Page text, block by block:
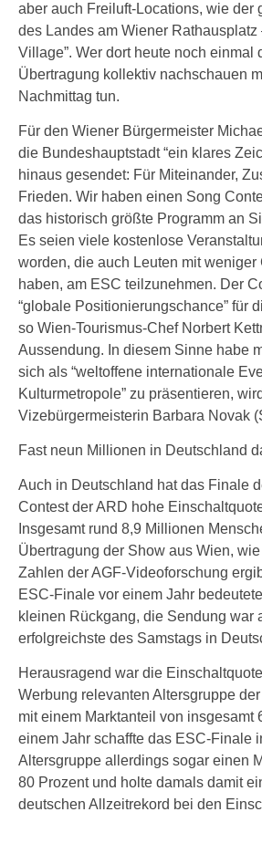
aber auch Freiluft-Locations, wie der
des Landes am Wiener Rathausplatz
Village”. Wer dort heute noch einmal
Übertragung kollektiv nachschauen
Nachmittag tun.
Für den Wiener Bürgermeister
die Bundeshauptstadt “ein klares
hinaus gesendet: Für Miteinander,
Frieden. Wir haben einen Song
das historisch größte Programm an
Es seien viele kostenlose
worden, die auch Leuten mit weniger
haben, am ESC teilzunehmen. Der
“globale Positionierungschance” für
so Wien-Tourismus-Chef Norbert
Aussendung. In diesem Sinne habe
sich als “weltoffene internationale
Kulturmetropole” zu präsentieren, wird
Vizebürgermeisterin Barbara Novak
Fast neun Millionen in Deutschland
Auch in Deutschland hat das Finale
Contest der ARD hohe
Insgesamt rund 8,9 Millionen
Übertragung der Show aus Wien,
Zahlen der AGF-Videoforschung
ESC-Finale vor einem Jahr
kleinen Rückgang, die Sendung war
erfolgreichste des Samstags in
Herausragend war die
Werbung relevanten Altersgruppe
mit einem Marktanteil von insgesamt
einem Jahr schaffte das ESC-Finale
Altersgruppe allerdings sogar einen
80 Prozent und holte damals damit
deutschen Allzeitrekord bei den